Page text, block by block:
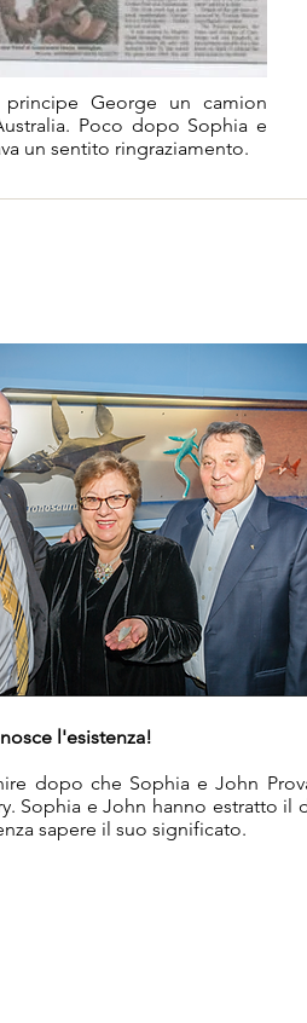
George un camion
Poco dopo Sophia e
un sentito ringraziamento.
l'esistenza!
dopo che Sophia e John
Sophia e John hanno estratto il
sapere il suo significato.